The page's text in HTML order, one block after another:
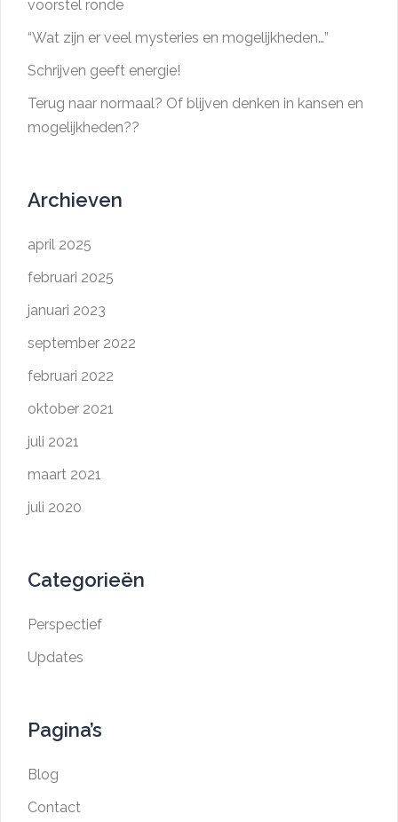
voorstel ronde
“Wat zijn er veel mysteries en mogelijkheden…”
Schrijven geeft energie!
Terug naar normaal? Of blijven denken in kansen en
mogelijkheden??
Archieven
april 2025
februari 2025
januari 2023
september 2022
februari 2022
oktober 2021
juli 2021
maart 2021
juli 2020
Categorieën
Perspectief
Updates
Pagina’s
Blog
Contact